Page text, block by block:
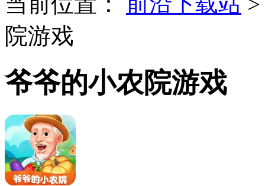
院游戏
爷爷的小农院游戏